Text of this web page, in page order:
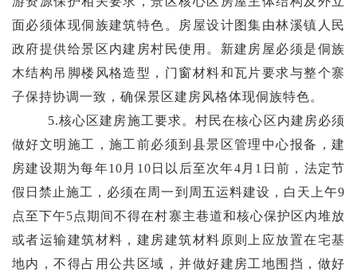
面必须体现侗族建筑特色。房屋设计图集由林溪镇人民
政府提供给景区内建房村民使用。新建房屋必须是侗族
木结构吊脚楼风格造型，门窗材料和瓦片要求与整个寨
子保持协调一致，确保景区建房风格体现侗族特色。
5.核心区建房施工要求。村民在核心区内建房必须
做好文明施工，施工前必须到 县景区管理中心报备 ，建
房建设期为每年10 月 10 日以后至次年4 月 1 日前， 法定节
假日禁止施工， 必须在周一到周五运料建设， 白天上午9
点至下午5点期间不得在村寨主巷道和核心保护区内堆放
或者运输建筑材料 ， 建房建筑材料原则上应放置在宅基
地内，不得占用公共区域，并做好建房工地围挡，做好